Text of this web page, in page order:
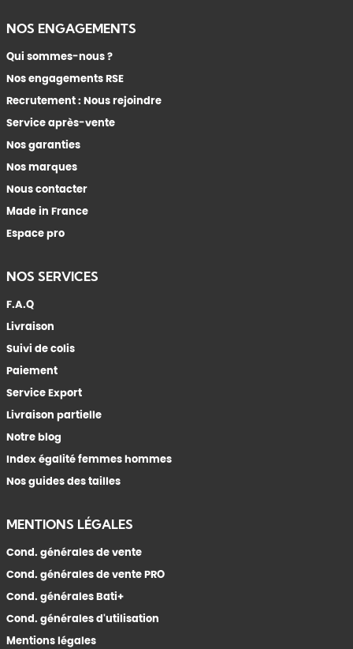
NOS ENGAGEMENTS
Qui sommes-nous ?
Nos engagements RSE
Recrutement : Nous rejoindre
Service après-vente
Nos garanties
Nos marques
Nous contacter
Made in France
Espace pro
NOS SERVICES
F.A.Q
Livraison
Suivi de colis
Paiement
Service Export
Livraison partielle
Notre blog
Index égalité femmes hommes
Nos guides des tailles
MENTIONS LÉGALES
Cond. générales de vente
Cond. générales de vente PRO
Cond. générales Bati+
Cond. générales d'utilisation
Mentions légales